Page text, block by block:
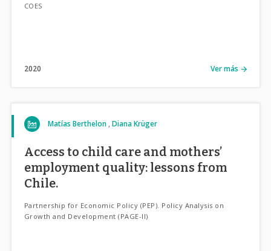
COES
2020 Ver más
Matías Berthelon Diana Krüger
Access to child care and mothers’
employment quality: lessons from
Chile.
Partnership for Economic Policy (PEP). Policy Analysis on
Growth and Development (PAGE-II)